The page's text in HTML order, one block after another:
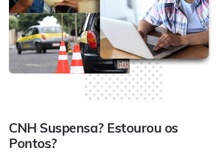
CNH Suspensa? Estourou os
Pontos?